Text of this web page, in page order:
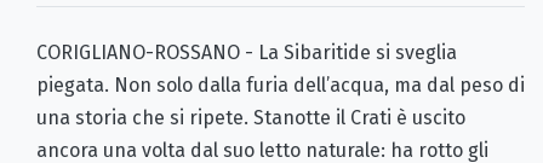
CORIGLIANO-ROSSANO - La Sibaritide si sveglia
piegata. Non solo dalla furia dell’acqua, ma dal peso di
una storia che si ripete. Stanotte il Crati è uscito
ancora una volta dal suo letto naturale: ha rotto gli